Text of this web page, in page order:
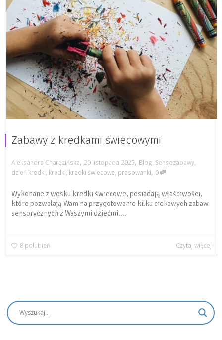
Zabawy z kredkami świecowymi
Aleksandra Charęzińska, 20 listopada 2025, Blog Sensozabawy
dzień kredki kredki kredki świecowe prasowanki, 0
Wykonane z wosku kredki świecowe, posiadają właściwości,
które pozwalają Wam na przygotowanie kilku ciekawych zabaw
sensorycznych z Waszymi dziećmi....
8 polubień Czytaj więcej